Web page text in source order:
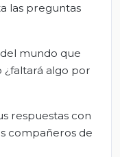
las preguntas
mundo que
¿faltará algo por
respuestas con
compañeros de